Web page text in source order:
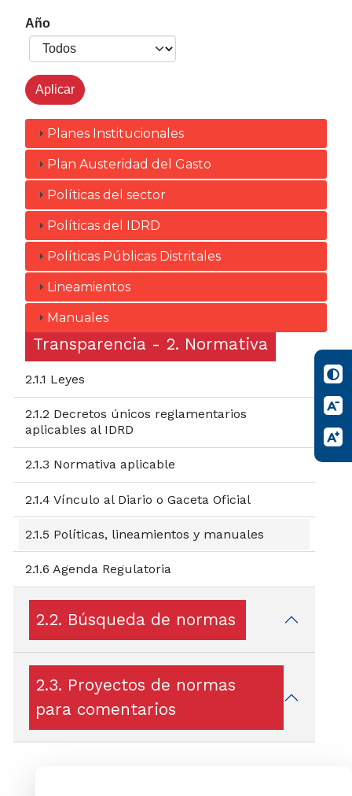
Transparencia - 2. Normativa
2.1.1 Leyes
2.1.2 Decretos únicos reglamentarios
aplicables al IDRD
2.1.3 Normativa aplicable
2.1.4 Vínculo al Diario o Gaceta Oficial
2.1.5 Políticas, lineamientos y manuales
2.1.6 Agenda Regulatoria
2.2. Búsqueda de normas
2.3. Proyectos de normas
para comentarios
Año
Planes Institucionales
Plan Austeridad del Gasto
Políticas del sector
Políticas del IDRD
Políticas Públicas Distritales
Lineamientos
Manuales